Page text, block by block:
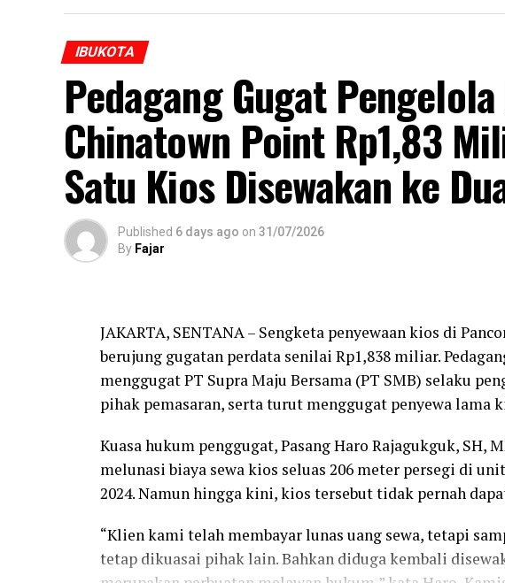
IBUKOTA
Pedagang Gugat
Chinatown Point Rp1,83
Satu Kios Disewakan ke
Published 6 days ago on 31/07/2026
By Fajar
JAKARTA, SENTANA – Sengketa penyewaan kios di
berujung gugatan perdata senilai Rp1,838 miliar.
menggugat PT Supra Maju Bersama (PT SMB) selaku
pihak pemasaran, serta turut menggugat penyewa lama
Kuasa hukum penggugat, Pasang Haro Rajagukguk, SH,
melunasi biaya sewa kios seluas 206 meter persegi di
2024. Namun hingga kini, kios tersebut tidak pernah
“Klien kami telah membayar lunas uang sewa, tetapi
tetap dikuasai pihak lain. Bahkan diduga kembali